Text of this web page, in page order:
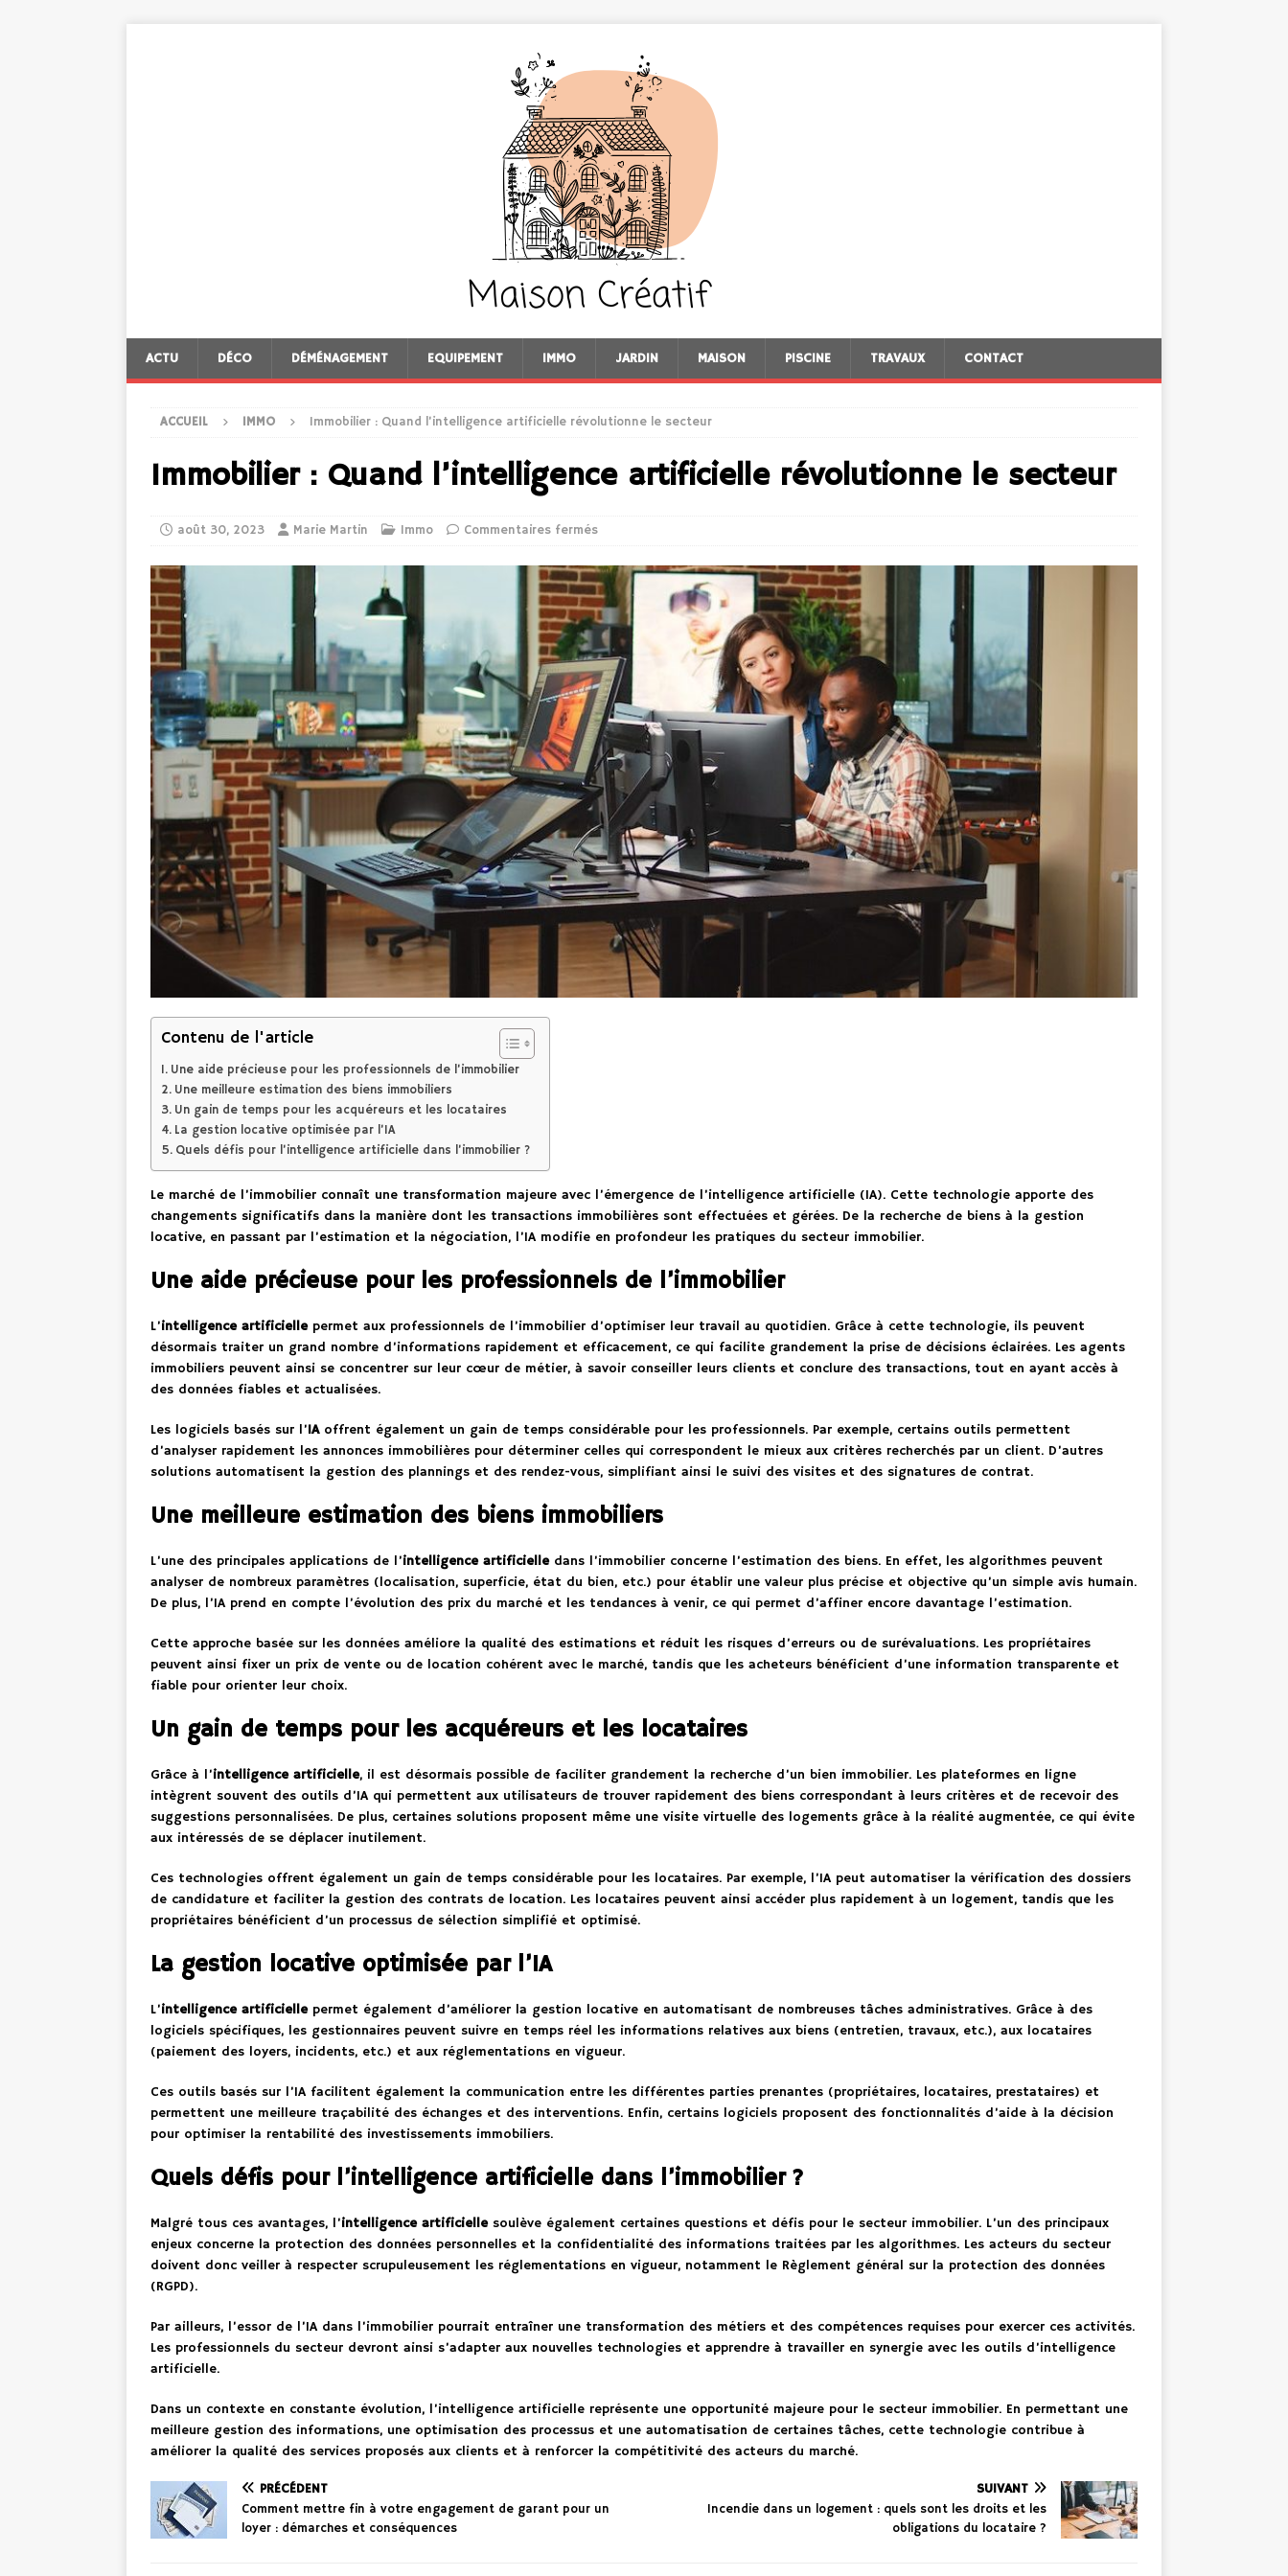
ACTU DÉCO DÉMÉNAGEMENT EQUIPEMENT IMMO JARDIN MAISON PISCINE TRAVAUX CONTACT
ACCUEIL IMMO Immobilier : Quand l’intelligence artificielle révolutionne le secteur
Immobilier : Quand l’intelligence artificielle révolutionne le secteur
août 30, 2023 Marie Martin Immo Commentaires fermés
Contenu de l'article
Une aide précieuse pour les professionnels de l’immobilier
Une meilleure estimation des biens immobiliers
Un gain de temps pour les acquéreurs et les locataires
La gestion locative optimisée par l’IA
Quels défis pour l’intelligence artificielle dans l’immobilier ?
Le marché de l’immobilier connaît une transformation majeure avec l’émergence de l’intelligence artificielle (IA). Cette technologie apporte des
changements significatifs dans la manière dont les transactions immobilières sont effectuées et gérées. De la recherche de biens à la gestion
locative, en passant par l’estimation et la négociation, l’IA modifie en profondeur les pratiques du secteur immobilier.
Une aide précieuse pour les professionnels de l’immobilier
L’intelligence artificiellepermet aux professionnels de l’immobilier d’optimiser leur travail au quotidien. Grâce à cette technologie, ils peuvent
désormais traiter un grand nombre d’informations rapidement et efficacement, ce qui facilite grandement la prise de décisions éclairées. Les agents
immobiliers peuvent ainsi se concentrer sur leur cœur de métier, à savoir conseiller leurs clients et conclure des transactions, tout en ayant accès à
des données fiables et actualisées.
Les logiciels basés sur l’IAoffrent également un gain de temps considérable pour les professionnels. Par exemple, certains outils permettent
d’analyser rapidement les annonces immobilières pour déterminer celles qui correspondent le mieux aux critères recherchés par un client. D’autres
solutions automatisent la gestion des plannings et des rendez-vous, simplifiant ainsi le suivi des visites et des signatures de contrat.
Une meilleure estimation des biens immobiliers
L’une des principales applications de l’intelligence artificielledans l’immobilier concerne l’estimation des biens. En effet, les algorithmes peuvent
analyser de nombreux paramètres (localisation, superficie, état du bien, etc.) pour établir une valeur plus précise et objective qu’un simple avis humain.
De plus, l’IA prend en compte l’évolution des prix du marché et les tendances à venir, ce qui permet d’affiner encore davantage l’estimation.
Cette approche basée sur les données améliore la qualité des estimations et réduit les risques d’erreurs ou de surévaluations. Les propriétaires
peuvent ainsi fixer un prix de vente ou de location cohérent avec le marché, tandis que les acheteurs bénéficient d’une information transparente et
fiable pour orienter leur choix.
Un gain de temps pour les acquéreurs et les locataires
Grâce à l’intelligence artificielle, il est désormais possible de faciliter grandement la recherche d’un bien immobilier. Les plateformes en ligne
intègrent souvent des outils d’IA qui permettent aux utilisateurs de trouver rapidement des biens correspondant à leurs critères et de recevoir des
suggestions personnalisées. De plus, certaines solutions proposent même une visite virtuelle des logements grâce à la réalité augmentée, ce qui évite
aux intéressés de se déplacer inutilement.
Ces technologies offrent également un gain de temps considérable pour les locataires. Par exemple, l’IA peut automatiser la vérification des dossiers
de candidature et faciliter la gestion des contrats de location. Les locataires peuvent ainsi accéder plus rapidement à un logement, tandis que les
propriétaires bénéficient d’un processus de sélection simplifié et optimisé.
La gestion locative optimisée par l’IA
L’intelligence artificiellepermet également d’améliorer la gestion locative en automatisant de nombreuses tâches administratives. Grâce à des
logiciels spécifiques, les gestionnaires peuvent suivre en temps réel les informations relatives aux biens (entretien, travaux, etc.), aux locataires
(paiement des loyers, incidents, etc.) et aux réglementations en vigueur.
Ces outils basés sur l’IA facilitent également la communication entre les différentes parties prenantes (propriétaires, locataires, prestataires) et
permettent une meilleure traçabilité des échanges et des interventions. Enfin, certains logiciels proposent des fonctionnalités d’aide à la décision
pour optimiser la rentabilité des investissements immobiliers.
Quels défis pour l’intelligence artificielle dans l’immobilier ?
Malgré tous ces avantages, l’intelligence artificiellesoulève également certaines questions et défis pour le secteur immobilier. L’un des principaux
enjeux concerne la protection des données personnelles et la confidentialité des informations traitées par les algorithmes. Les acteurs du secteur
doivent donc veiller à respecter scrupuleusement les réglementations en vigueur, notamment le Règlement général sur la protection des données
(RGPD).
Par ailleurs, l’essor de l’IA dans l’immobilier pourrait entraîner une transformation des métiers et des compétences requises pour exercer ces activités.
Les professionnels du secteur devront ainsi s’adapter aux nouvelles technologies et apprendre à travailler en synergie avec les outils d’intelligence
artificielle.
Dans un contexte en constante évolution, l’intelligence artificielle représente une opportunité majeure pour le secteur immobilier. En permettant une
meilleure gestion des informations, une optimisation des processus et une automatisation de certaines tâches, cette technologie contribue à
améliorer la qualité des services proposés aux clients et à renforcer la compétitivité des acteurs du marché.
PRÉCÉDENT
Comment mettre fin à votre engagement de garant pour un
loyer : démarches et conséquences
SUIVANT
Incendie dans un logement : quels sont les droits et les
obligations du locataire ?